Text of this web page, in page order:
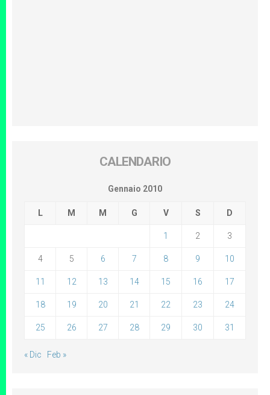
CALENDARIO
Gennaio 2010
L M M G V S D
1 2 3
4 5 6 7 8 9 10
11 12 13 14 15 16 17
18 19 20 21 22 23 24
25 26 27 28 29 30 31
« Dic Feb »